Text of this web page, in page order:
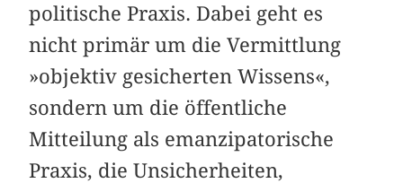
politische Praxis. Dabei geht es
nicht primär um die Vermittlung
»objektiv gesicherten Wissens«,
sondern um die öffentliche
Mitteilung als emanzipatorische
Praxis, die Unsicherheiten,